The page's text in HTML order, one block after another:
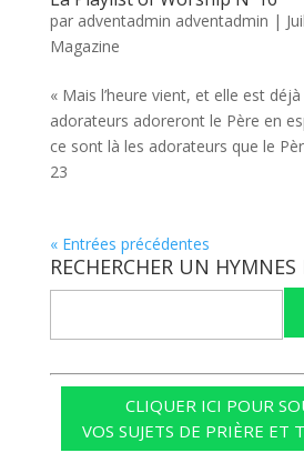
par adventadmin adventadmin |
Magazine
« Mais l’heure vient, et elle est
adorateurs adoreront le Père en
ce sont là les adorateurs que le
23
« Entrées précédentes
RECHERCHER UN
CLIQUER ICI POUR
VOS SUJETS DE PRIÈRE ET